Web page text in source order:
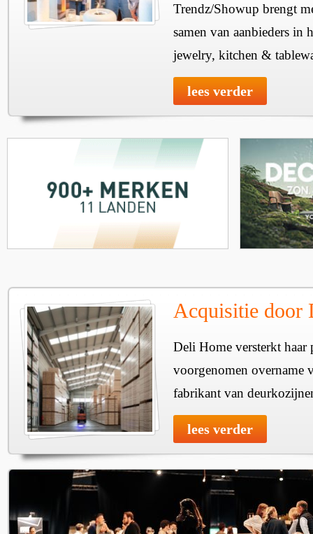
Trendz/Showup brengt
samen van aanbieders in
jewelry, kitchen &
lees verder
Acquisitie door
Deli Home versterkt haar
voorgenomen overname
fabrikant van
lees verder